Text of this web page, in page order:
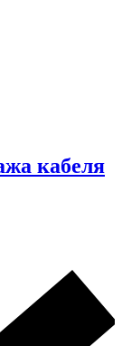
кабеля